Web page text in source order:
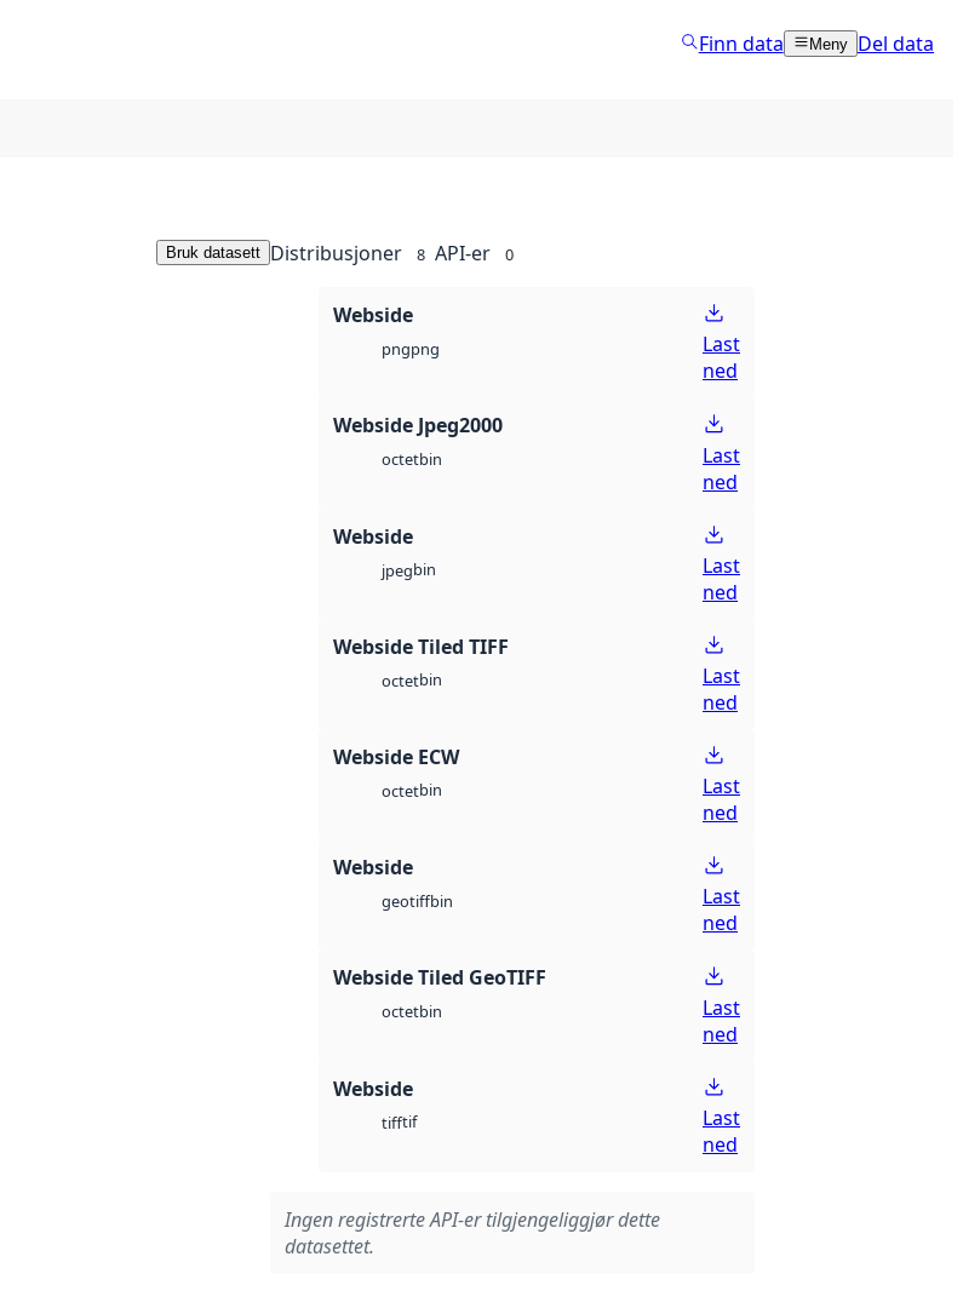
Finn data Meny Del data
Bruk datasett Distribusjoner 8 API-er 0
Webside
pngpng
Last
ned
Webside Jpeg2000
octetbin
Last
ned
Webside
jpegbin
Last
ned
Webside Tiled TIFF
octetbin
Last
ned
Webside ECW
octetbin
Last
ned
Webside
geotiffbin
Last
ned
Webside Tiled GeoTIFF
octetbin
Last
ned
Webside
tifftif
Last
ned
Ingen registrerte API-er tilgjengeliggjør dette
datasettet.